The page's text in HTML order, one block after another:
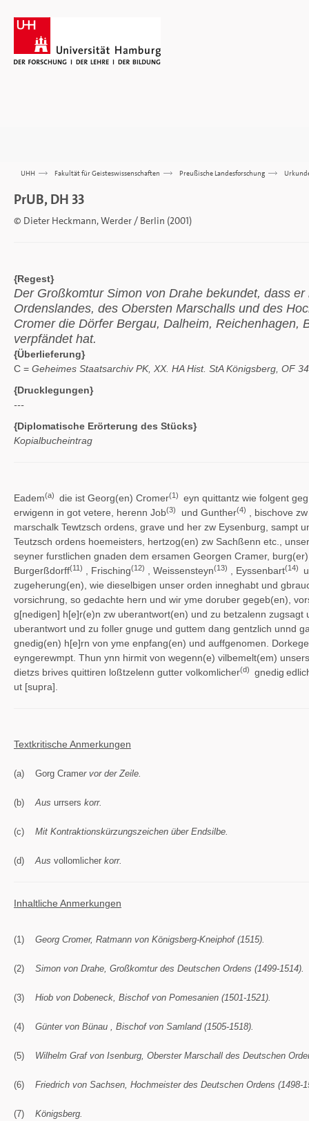
UHH >>> Fakultät für Geisteswissenschaften >>> Preußische Landesforschung >>>
PrUB, DH 33
© Dieter Heckmann, Werder / Berlin (2001)
{Regest}
Der Großkomtur Simon von Drahe bekundet, dass
Ordenslandes, des Obersten Marschalls und des
Cromer die Dörfer Bergau, Dalheim,
verpfändet hat.
{Überlieferung}
C = Geheimes Staatsarchiv PK, XX. HA Hist. StA Königsberg, OF
{Drucklegungen}
---
{Diplomatische Erörterung des Stücks}
Kopialbucheintrag
Eadem(a) die ist Georg(en) Cromer(1)
eyn quittantz wie folgent
erwigenn in got vetere, herenn Job(3) und Gunther(4)
, bischove
marschalk Tewtzsch ordens, grave und her zw Eysenburg, sampt
Teutzsch ordens hoemeisters, hertzog(en) zw Sachßenn etc.,
seyner furstlichen gnaden dem ersamen Georgen Cramer,
Burgerßdorff(11) , Frisching(12) , Weissensteyn(13) , Eyssenbart(14)
zugeherung(en), wie dieselbigen unser orden inneghabt und
vorsichrung, so gedachte hern und wir yme doruber gegeb(en),
g[nedigen] h[e]r(e)n zw uberantwort(en) und zu betzalenn
uberantwort und zu foller gnuge und guttem dang gentzlich unnd
gnedig(en) h[e]rn von yme enpfang(en) und auffgenomen.
eyngerewmpt. Thun ynn hirmit von wegenn(e) vilbemelt(em)
dietzs brives quittiren loßtzelenn gutter volkomlicher(d) gnedig
ut [supra].
Textkritische Anmerkungen
(a) Gorg Cramer vor der Zeile.
(b)Aus urrsers korr.
(c) Mit Kontraktionskürzungszeichen über Endsilbe.
(d) Aus vollomlicher korr.
Inhaltliche Anmerkungen
(1) Georg Cromer, Ratmann von Königsberg-Kneiphof (1515).
(2) Simon von Drahe, Großkomtur des Deutschen Ordens (1499-1514).
(3) Hiob von Dobeneck, Bischof von Pomesanien (1501-1521).
(4) Günter von Bünau , Bischof von Samland (1505-1518).
(5) Wilhelm Graf von Isenburg, Oberster Marschall des Deutschen
(6) Friedrich von Sachsen, Hochmeister des Deutschen Ordens (1498-
(7) Königsberg.